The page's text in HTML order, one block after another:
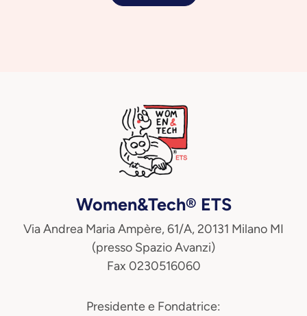
Women&Tech® ETS
Via Andrea Maria Ampère, 61/A, 20131 Milano MI
(presso Spazio Avanzi)
Fax 0230516060
Presidente e Fondatrice: